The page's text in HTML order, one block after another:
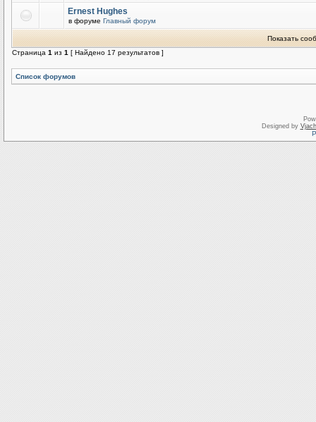
Ernest Hughes
в форуме Главный форум
Показать
Страница 1 из 1 [ Найдено 17 результатов ]
Список форумов
Designed by